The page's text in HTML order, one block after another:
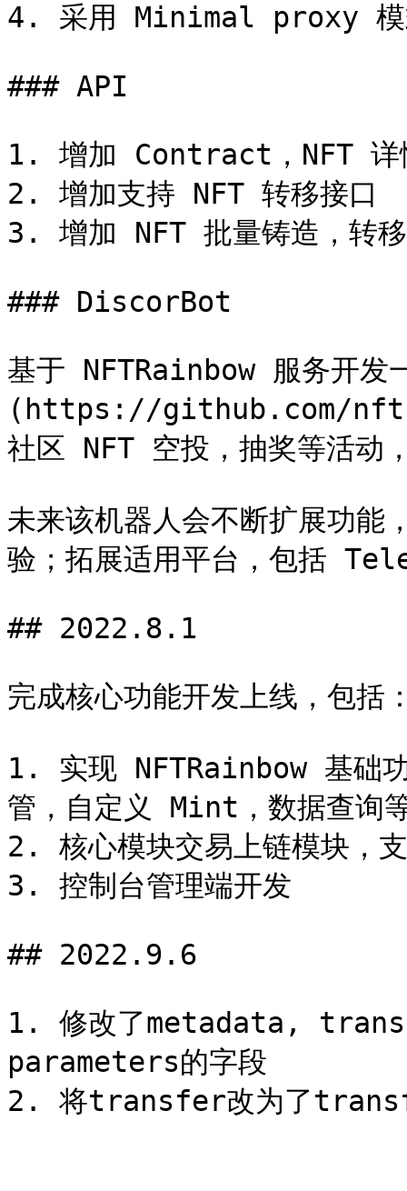
4. 采用 Minimal proxy 模
### API
1. 增加 Contract，NFT 详
2. 增加支持 NFT 转移接口
3. 增加 NFT 批量铸造，转
### DiscorBot
基于 NFTRainbow 服务开
(https://github.com/nft-
社区 NFT 空投，抽奖等活动
未来该机器人会不断扩展功能
验；拓展适用平台，包括
## 2022.8.1
完成核心功能开发上线，包括
1. 实现 NFTRainbow 基础
管，自定义 Mint，数据查询
2. 核心模块交易上链模块，
3. 控制台管理端开发
## 2022.9.6
1. 修改了metadata,
parameters的字段